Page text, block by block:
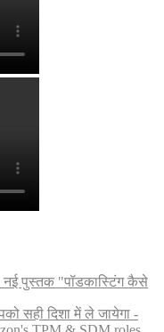
नई पुस्तक "पॉडकास्टिंग कैसे
सही दिशा में ले जायेगा -